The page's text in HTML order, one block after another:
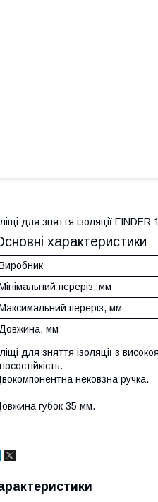
для зняття ізоляції
характеристики
переріз, мм
переріз, мм
мм
для зняття ізоляції з
нековзна ручка.
губок 35 мм.